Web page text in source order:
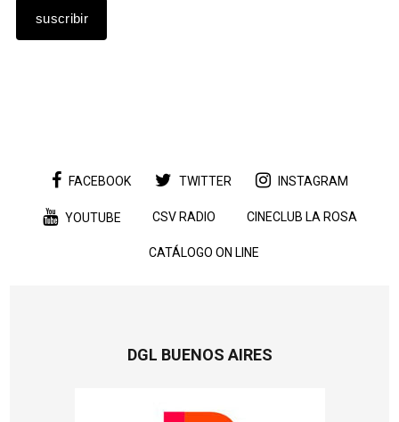
FACEBOOK TWITTER INSTAGRAM
YOUTUBE CSV RADIO CINECLUB LA ROSA
CATÁLOGO ON LINE
DGL BUENOS AIRES